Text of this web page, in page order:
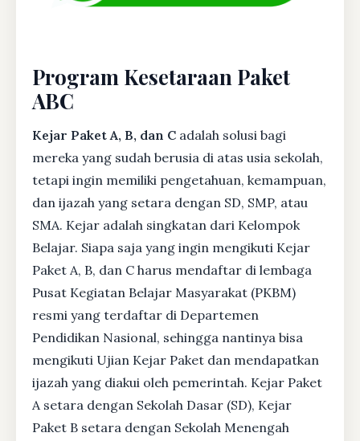
Program Kesetaraan Paket
ABC
Kejar Paket A, B, dan C adalah solusi bagi
mereka yang sudah berusia di atas usia sekolah,
tetapi ingin memiliki pengetahuan, kemampuan,
dan ijazah yang setara dengan SD, SMP, atau
SMA. Kejar adalah singkatan dari Kelompok
Belajar. Siapa saja yang ingin mengikuti Kejar
Paket A, B, dan C harus mendaftar di lembaga
Pusat Kegiatan Belajar Masyarakat (PKBM)
resmi yang terdaftar di Departemen
Pendidikan Nasional, sehingga nantinya bisa
mengikuti Ujian Kejar Paket dan mendapatkan
ijazah yang diakui oleh pemerintah. Kejar Paket
A setara dengan Sekolah Dasar (SD), Kejar
Paket B setara dengan Sekolah Menengah